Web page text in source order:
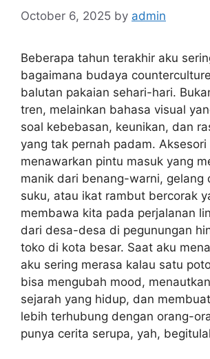
October 6, 2025 by admin
Beberapa tahun terakhir aku
bagaimana budaya
balutan pakaian sehari-hari.
tren, melainkan bahasa visual
soal kebebasan, keunikan, dan
yang tak pernah padam. Aksesori
menawarkan pintu masuk yang
manik dari benang-warni, gelang
suku, atau ikat rambut bercorak
membawa kita pada perjalanan
dari desa-desa di pegunungan
toko di kota besar. Saat aku
aku sering merasa kalau satu
bisa mengubah mood,
sejarah yang hidup, dan
lebih terhubung dengan orang-
punya cerita serupa, yah,